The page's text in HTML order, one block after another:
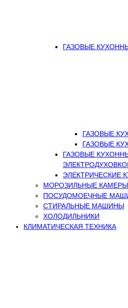
ГАЗОВЫЕ
ГАЗОВЫЕ
ГАЗОВЫЕ
ГАЗОВЫЕ
ЭЛЕКТРИЧЕСКИЕ
МОРОЗИЛЬНЫЕ КАМЕРЫ
ПОСУДОМОЕЧНЫЕ
СТИРАЛЬНЫЕ МАШИНЫ
ХОЛОДИЛЬНИКИ
КЛИМАТИЧЕСКАЯ ТЕХНИКА